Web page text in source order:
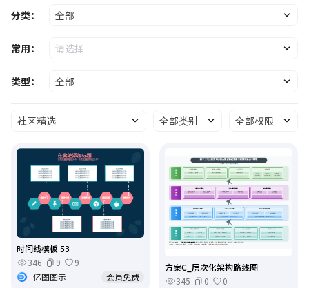
分类： 全部
常用： 请选择
类型： 全部
社区精选 全部类别 全部权限
时间线模板 53
346
9
9
亿图图示
会员免费
方案C_层次化架构路线图
345
0
0